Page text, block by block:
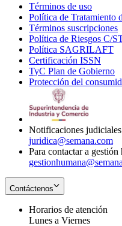
Términos de uso
in
new
Política de Tratamiento
Términos suscripciones
Política de Riesgos C/
Política SAGRILAFT
Certificación ISSN
in
new
TyC Plan de Gobierno
in
Protección del
Notificaciones judiciales
juridica@semana.com
Para contactar a gestión
Contáctenos
Horarios de atención
Lunes a Viernes